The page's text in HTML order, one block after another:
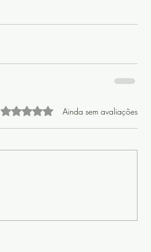
Avaliado com 0 de 5 estrelas.
Ainda sem avaliações